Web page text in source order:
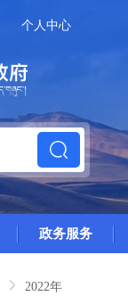
个人中心
政务服务
2022年